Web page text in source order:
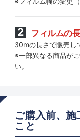
フィルムの
30mの長さで販売し
※一部異なる商品が
い。
ご購入前、
こと